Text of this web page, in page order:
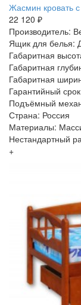
Жасмин кровать
22 120 ₽
Производитель:
Ящик для белья:
Габаритная
Габаритная
Габаритная
Гарантийный
Подъёмный
Страна: Россия
Материалы:
Нестандартный
+